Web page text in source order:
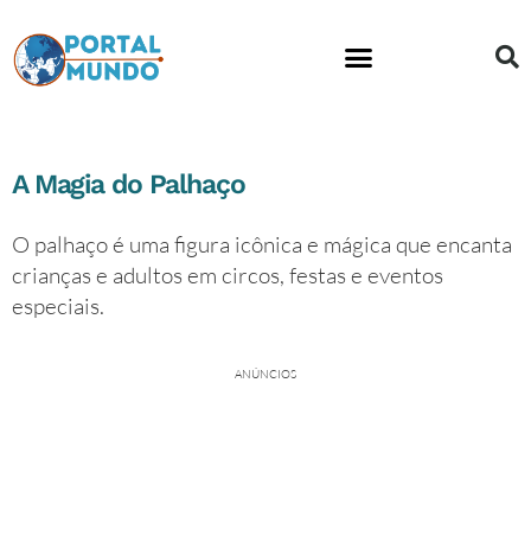
A Magia do Palhaço
O palhaço é uma figura icônica e mágica que encanta
crianças e adultos em circos, festas e eventos
especiais.
ANÚNCIOS